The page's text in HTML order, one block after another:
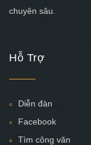
chuyên sâu.
Hỗ Trợ
Diễn đàn
Facebook
Tìm công văn